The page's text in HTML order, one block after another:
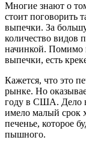
Многие знают о
стоит поговорить
выпечки. За
количество видов
начинкой. Помимо
выпечки, есть
Кажется, что это
рынке. Но
году в США. Дело в
имело малый срок
печенье, которое
пышного.